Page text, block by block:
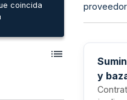
coincida
y